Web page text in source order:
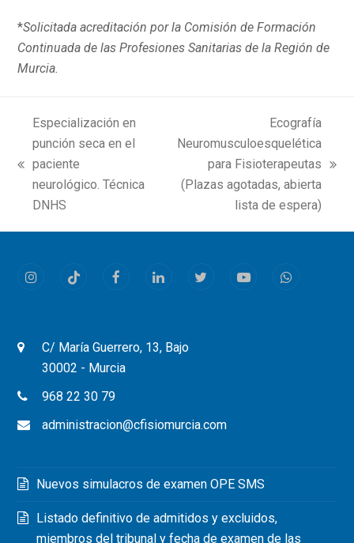
*Solicitada acreditación por la Comisión de Formación
Continuada de las Profesiones Sanitarias de la Región de
Murcia.
previous
post:
Especialización en
punción seca en el
paciente
neurológico. Técnica
DNHS
post:
Ecografía
Neuromusculoesquelética
para Fisioterapeutas
(Plazas agotadas, abierta
lista de espera)
InstagramTiktok FacebookLinkedInTwitterYoutubeWhatsapp
C/ María Guerrero, 13, Bajo
30002 - Murcia
968 22 30 79
administracion@cfisiomurcia.com
Nuevos simulacros de examen OPE SMS
Listado definitivo de admitidos y excluidos,
miembros del tribunal y fecha de examen de las